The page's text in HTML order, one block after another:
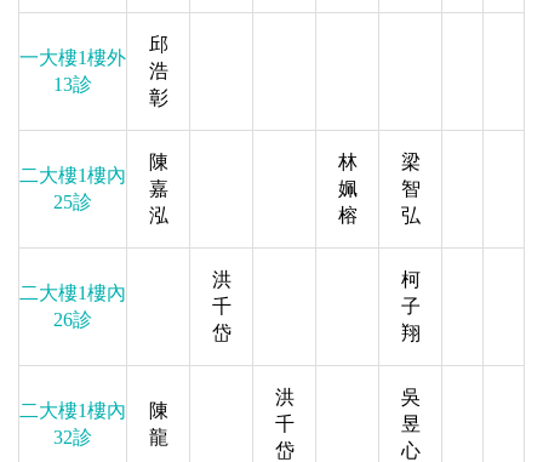
一大樓1樓外
13診
邱
浩
彰
二大樓1樓內
25診
陳
嘉
泓
林
姵
榕
梁
智
弘
二大樓1樓內
26診
洪
千
岱
柯
子
翔
二大樓1樓內
32診
陳
龍
洪
千
岱
吳
昱
心